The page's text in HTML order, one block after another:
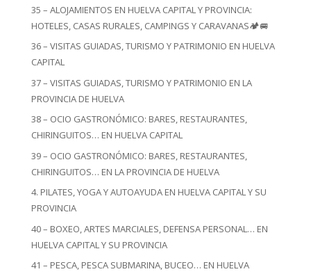
35 – ALOJAMIENTOS EN HUELVA CAPITAL Y PROVINCIA:
HOTELES, CASAS RURALES, CAMPINGS Y CARAVANAS🏕️🚐
36 – VISITAS GUIADAS, TURISMO Y PATRIMONIO EN HUELVA
CAPITAL
37 – VISITAS GUIADAS, TURISMO Y PATRIMONIO EN LA
PROVINCIA DE HUELVA
38 – OCIO GASTRONÓMICO: BARES, RESTAURANTES,
CHIRINGUITOS… EN HUELVA CAPITAL
39 – OCIO GASTRONÓMICO: BARES, RESTAURANTES,
CHIRINGUITOS… EN LA PROVINCIA DE HUELVA
4. PILATES, YOGA Y AUTOAYUDA EN HUELVA CAPITAL Y SU
PROVINCIA
40 – BOXEO, ARTES MARCIALES, DEFENSA PERSONAL… EN
HUELVA CAPITAL Y SU PROVINCIA
41 – PESCA, PESCA SUBMARINA, BUCEO… EN HUELVA